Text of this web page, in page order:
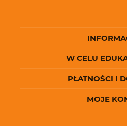
W CELU
PŁATNOŚCI I
MOJE